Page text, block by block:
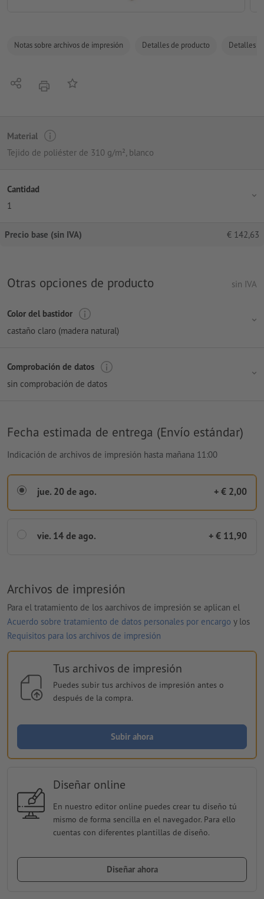
Notas sobre archivos de impresión Detalles de producto Detalles
CompartirimprimirAñadir a lista de favoritos
Material
Tejido de poliéster de 310 g/m², blanco
Cantidad
1
Precio base (sin IVA) € 142,63
Otras opciones de producto sin IVA
Color del bastidor
castaño claro (madera natural)
Comprobación de datos
sin comprobación de datos
Fecha estimada de entrega (Envío estándar)
Indicación de archivos de impresión hasta mañana 11:00
jue. 20 de ago. + € 2,00
vie. 14 de ago. + € 11,90
Archivos de impresión
Para el tratamiento de los aarchivos de impresión se aplican el
Acuerdo sobre tratamiento de datos personales por encargo y los
Requisitos para los archivos de impresión
Tus archivos de impresión
Puedes subir tus archivos de impresión antes o
después de la compra.
Subir ahora
Diseñar online
En nuestro editor online puedes crear tu diseño tú
mismo de forma sencilla en el navegador. Para ello
cuentas con diferentes plantillas de diseño.
Diseñar ahora